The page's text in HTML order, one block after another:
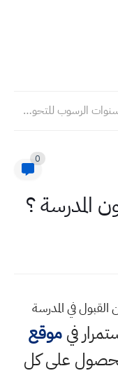
التربية تحدد عدد سنوات الرسوب للتحويل من الصباحي الى المسائي...
0
فيموقع
على كل